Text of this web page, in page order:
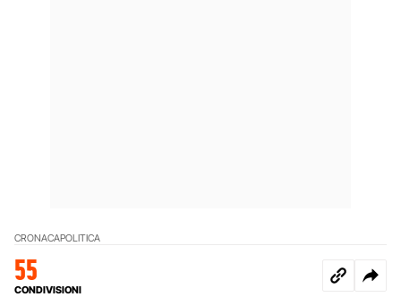
CRONACAPOLITICA
55
CONDIVISIONI